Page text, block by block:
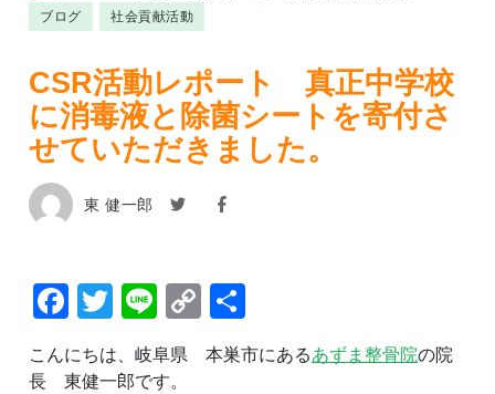
レ
ポ
ー
ト
除
菌
ブログ 社会貢献活動
CSR活動レポート 真正中学校
に消毒液と除菌シートを寄付さ
せていただきました。
東 健一郎
Facebook
Twitter
LineCopy
Link有
こんにちは、岐阜県 本巣市にあるあずま整骨院の院
長 東健一郎です。